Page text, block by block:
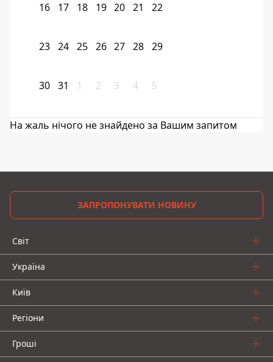
16 17 18 19 20 21 22
23 24 25 26 27 28 29
30 31 1 2 3 4 5
На жаль нічого не знайдено за Вашим запитом
ЗАПРОПОНУВАТИ НОВИНУ
Світ
Україна
Київ
Регіони
Гроші